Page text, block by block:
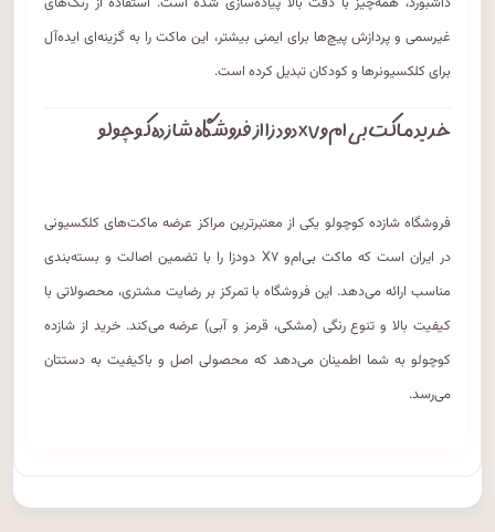
غیرسمی و پردازش پیچ‌ها برای ایمنی بیشتر، این ماکت را به گزینه‌ای ایده‌آل
برای کلکسیونرها و کودکان تبدیل کرده است.
خرید ماکت بی‌ام‌و X۷ دودزا از فروشگاه شازده کوچولو
فروشگاه شازده کوچولو یکی از معتبرترین مراکز عرضه ماکت‌های کلکسیونی
در ایران است که ماکت بی‌ام‌و X۷ دودزا را با تضمین اصالت و بسته‌بندی
مناسب ارائه می‌دهد. این فروشگاه با تمرکز بر رضایت مشتری، محصولاتی با
کیفیت بالا و تنوع رنگی (مشکی، قرمز و آبی) عرضه می‌کند. خرید از شازده
کوچولو به شما اطمینان می‌دهد که محصولی اصل و باکیفیت به دستتان
می‌رسد.